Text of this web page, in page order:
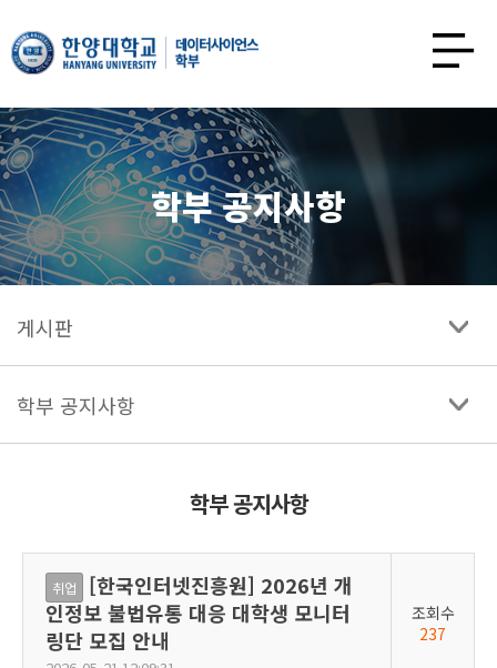
한양대학교
데이터사이언스학과
열기
학부 공지사항
게시판
학부 공지사항
학부 공지사항
취업
[한국인터넷진흥원] 2026년 개
인정보 불법유통 대응 대학생 모니터
링단 모집 안내
조회수
237